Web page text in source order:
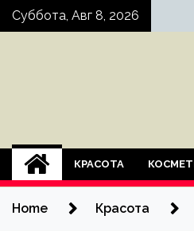
SkipСуббота, Авг 8, 2026
КРАСОТА
Home Красота